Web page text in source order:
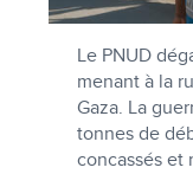
Le PNUD
menant à la
Gaza. La
tonnes de
concassés et